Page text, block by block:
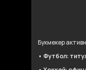
Букмекер
• Футбол: